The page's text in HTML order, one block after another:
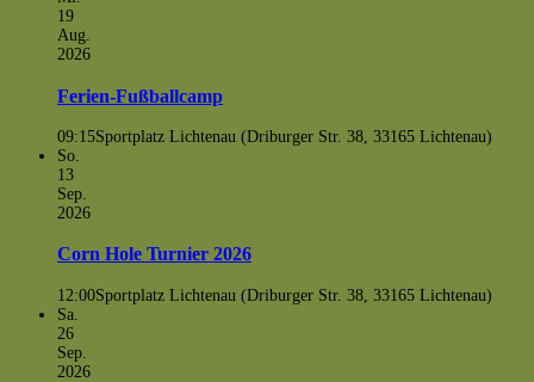
19
Aug.
2026
Ferien-Fußballcamp
09:15Sportplatz Lichtenau (Driburger Str. 38, 33165 Lichtenau)
So.
13
Sep.
2026
Corn Hole Turnier 2026
12:00Sportplatz Lichtenau (Driburger Str. 38, 33165 Lichtenau)
Sa.
26
Sep.
2026